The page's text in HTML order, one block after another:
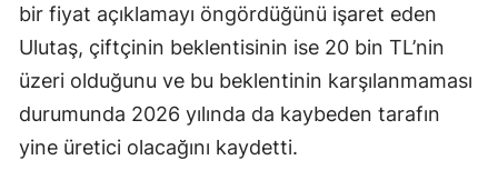
bir fiyat açıklamayı öngördüğünü işaret eden
Ulutaş, çiftçinin beklentisinin ise 20 bin TL’nin
üzeri olduğunu ve bu beklentinin karşılanmaması
durumunda 2026 yılında da kaybeden tarafın
yine üretici olacağını kaydetti.